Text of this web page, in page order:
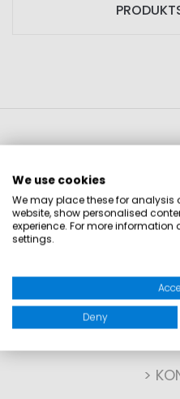
Sie
Wir haben
>
We use cookies
We may place these for analysis
website, show personalised
experience. For more
settings.
Deny